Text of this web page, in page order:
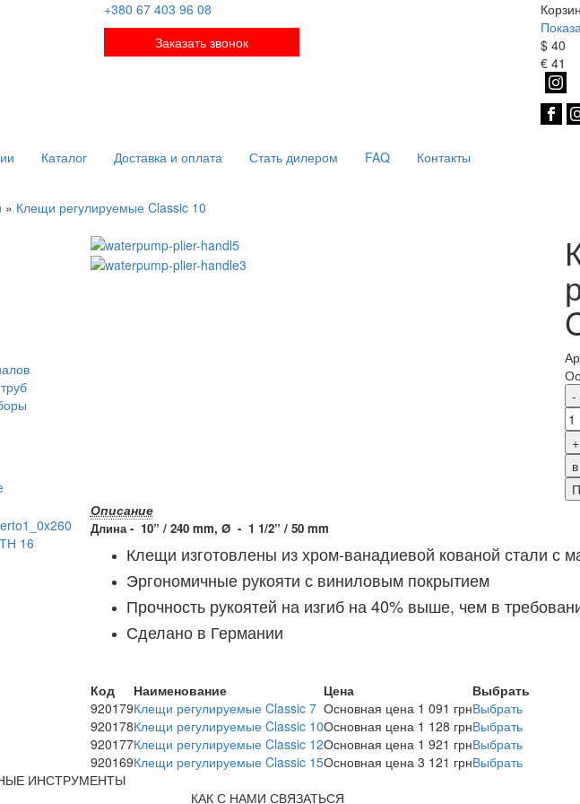
+380 67 403 96 08
Заказать звонок
$ 40
€ 41
Каталог Доставка и оплата Стать дилером FAQ Контакты
» Клещи регулируемые Classic 10
16
Описание
Длина - 10” / 240 mm, Ø - 1 1/2” / 50 mm
Клещи изготовлены из хром-ванадиевой кованой стали с
Эргономичные рукояти с виниловым покрытием
Прочность рукоятей на изгиб на 40% выше, чем в
Сделано в Германии
Код Наименование Цена
Выбрать
920179Клещи регулируемые Classic 7 Основная цена 1 091 грнВыбрать
920178Клещи регулируемые Classic 10Основная цена 1 128 грнВыбрать
920177Клещи регулируемые Classic 12Основная цена 1 921 грнВыбрать
920169Клещи регулируемые Classic 15Основная цена 3 121 грнВыбрать
ИНСТРУМЕНТЫ
КАК С НАМИ СВЯЗАТЬСЯ